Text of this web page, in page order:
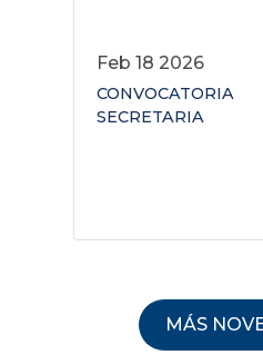
Feb 18 2026
SECRETARIA
MÁS